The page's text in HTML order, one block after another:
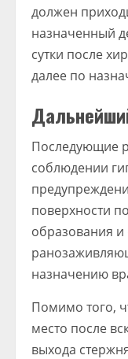
должен
назначенный
сутки после
далее по
Последующие
соблюдении
поверхности
образования
назначению
Помимо того,
место после
выхода